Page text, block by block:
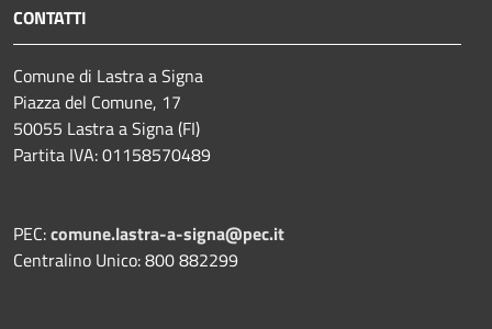
CONTATTI
Comune di Lastra a Signa
Piazza del Comune, 17
50055 Lastra a Signa (FI)
Partita IVA: 01158570489
PEC:comune.lastra-a-signa@pec.it
Centralino Unico: 800 882299